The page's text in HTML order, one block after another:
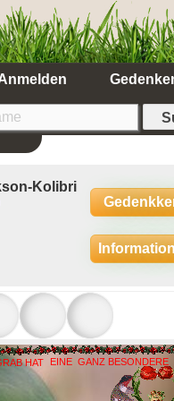
Kolibri
HAT GANZ BESONDERE
EINE